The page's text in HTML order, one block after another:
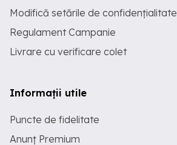
Modifică setările de confidențialitate
Regulament Campanie
Livrare cu verificare colet
Informații utile
Puncte de fidelitate
Anunț Premium